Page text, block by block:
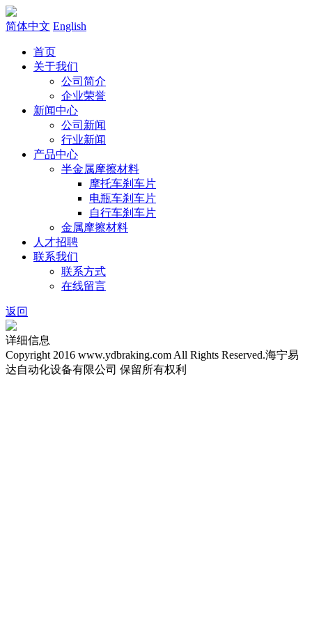
简体中文 English
首页
关于我们
公司简介
企业荣誉
新闻中心
公司新闻
行业新闻
产品中心
半金属摩擦材料
摩托车刹车片
电瓶车刹车片
自行车刹车片
金属摩擦材料
人才招聘
联系我们
联系方式
在线留言
返回
详细信息
Copyright 2016 www.ydbraking.com All Rights Reserved.海宁易
达自动化设备有限公司 保留所有权利